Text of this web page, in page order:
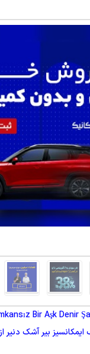
Bir Aşk Denir
ایمکانسیز بیر آشک دنیر از